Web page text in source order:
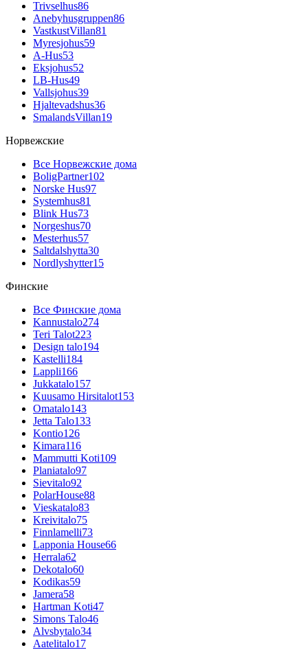
Trivselhus86
Anebyhusgruppen86
VastkustVillan81
Myresjohus59
A-Hus53
Eksjohus52
LB-Hus49
Vallsjohus39
Hjaltevadshus36
SmalandsVillan19
Норвежские
Все Норвежские дома
BoligPartner102
Norske Hus97
Systemhus81
Blink Hus73
Norgeshus70
Mesterhus57
Saltdalshytta30
Nordlyshytter15
Финские
Все Финские дома
Kannustalo274
Teri Talot223
Design talo194
Kastelli184
Lappli166
Jukkatalo157
Kuusamo Hirsitalot153
Omatalo143
Jetta Talo133
Kontio126
Kimara116
Mammutti Koti109
Planiatalo97
Sievitalo92
PolarHouse88
Vieskatalo83
Kreivitalo75
Finnlamelli73
Lapponia House66
Herrala62
Dekotalo60
Kodikas59
Jamera58
Hartman Koti47
Simons Talo46
Alvsbytalo34
Aatelitalo17